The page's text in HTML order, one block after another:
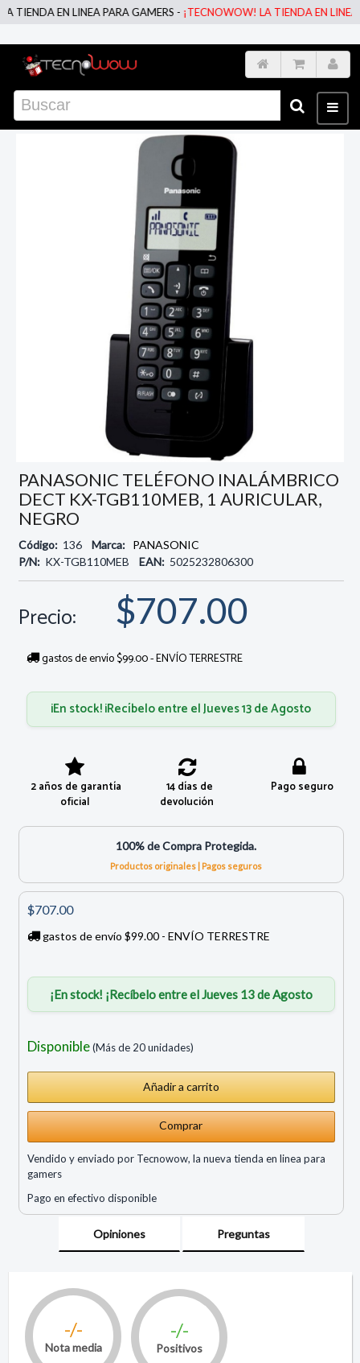
EN LINEA PARA GAMERS -¡TECNOWOW! LA TIENDA EN LINEA
PANASONIC TELÉFONO INALÁMBRICO
DECT KX-TGB110MEB, 1 AURICULAR,
NEGRO
Código: 136 Marca: PANASONIC
P/N: KX-TGB110MEB EAN: 5025232806300
Precio: $707.00
gastos de envío $99.00 - ENVÍO TERRESTRE
¡En stock! ¡Recíbelo entre el Jueves 13 de Agosto
2 años de garantía
oficial
14 días de
devolución
Pago seguro
100% de Compra Protegida.
Productos originales | Pagos seguros
$707.00
gastos de envío $99.00 - ENVÍO TERRESTRE
¡En stock! ¡Recíbelo entre el Jueves 13 de Agosto
Disponible(Más de 20 unidades)
Comprar
Vendido y enviado por Tecnowow, la nueva tienda en linea para
gamers
Pago en efectivo disponible
Opiniones Preguntas
-/-
Nota media
-/-
Positivos